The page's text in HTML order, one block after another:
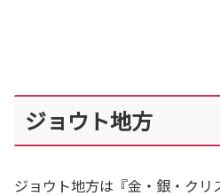
ジョウト地方
ジョウト地方は『金・銀・クリ